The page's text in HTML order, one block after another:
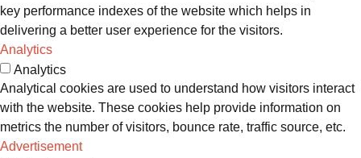
key performance indexes of the website which helps in
delivering a better user experience for the visitors.
Analytics
Analytics
Analytical cookies are used to understand how visitors interact
with the website. These cookies help provide information on
metrics the number of visitors, bounce rate, traffic source, etc.
Advertisement